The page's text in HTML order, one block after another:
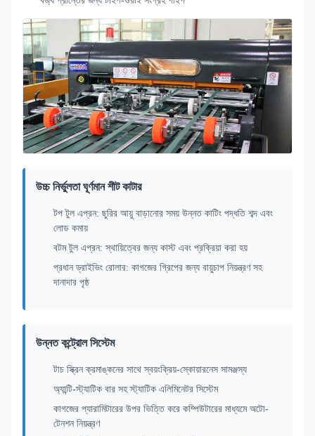
উচ্চ নির্ভুলতা ঘূর্ণমান শীট কাটার
টপ টুল এপ্রন: ছুরির আয়ু বাড়ানোর সময় উন্নত কাটিং পদ্ধতি শব্দ এবং
লোড কমায়
বটম টুল এপ্রন: স্থায়িত্বের জন্য কাস্ট এবং প্রক্রিয়া করা হয়
প্রধান ড্রাইভিং রোলার: কাগজের গ্রিপের জন্য বায়ুচাপ নিয়ন্ত্রণ সহ
দানাদার পৃষ্ঠ
উন্নত কন্ট্রোল সিস্টেম
টাচ স্ক্রিন ক্রমাঙ্কনের সাথে স্বয়ংক্রিয়-স্কোয়ারনেস সামঞ্জস্য
অ্যান্টি-স্ট্যাটিক বার সহ স্ট্যাটিক এলিমিনেটর সিস্টেম
কাগজের প্যারামিটারের উপর ভিত্তি করে কম্পিউটারের মাধ্যমে অটো-
টেনশন নিয়ন্ত্রণ